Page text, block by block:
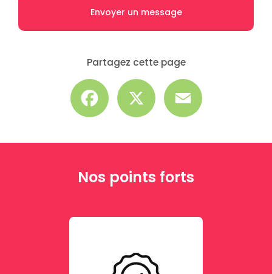
Envoyer un message
Partagez cette page
Facebook
Nos points forts